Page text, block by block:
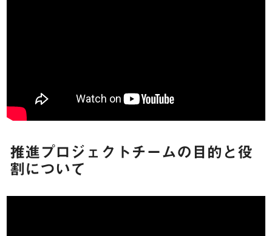
推進プロジェクトチームの目的と役
割について